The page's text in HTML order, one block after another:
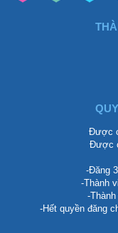
Được
Được
-Đăng
-Thành
-
-Hết quyền đăng